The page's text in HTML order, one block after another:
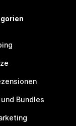
Bundles